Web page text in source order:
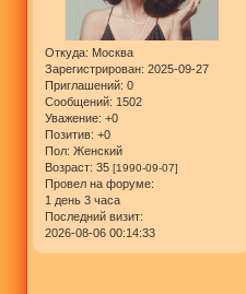
Откуда: Москва
Зарегистрирован: 2025-09-27
Приглашений: 0
Сообщений: 1502
Уважение: +0
Позитив: +0
Пол: Женский
Возраст: 35 [1990-09-07]
Провел на форуме:
1 день 3 часа
Последний визит:
2026-08-06 00:14:33